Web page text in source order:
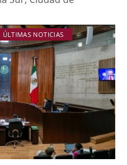
ÚLTIMAS NOTICIAS